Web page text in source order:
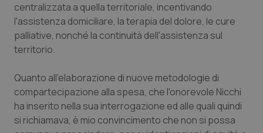
Quotidiano Pediatria
Rene & patologie urogenitali
Salute orale & impianti
Sangue & coagulazione
centralizzata a quella territoriale, incentivando
l'assistenza domiciliare, la terapia del dolore, le cure
palliative, nonché la continuità dell'assistenza sul
territorio.
Quanto all'elaborazione di nuove metodologie di
compartecipazione alla spesa, che l'onorevole Nicchi
ha inserito nella sua interrogazione ed alle quali quindi
si richiamava, è mio convincimento che non si possa